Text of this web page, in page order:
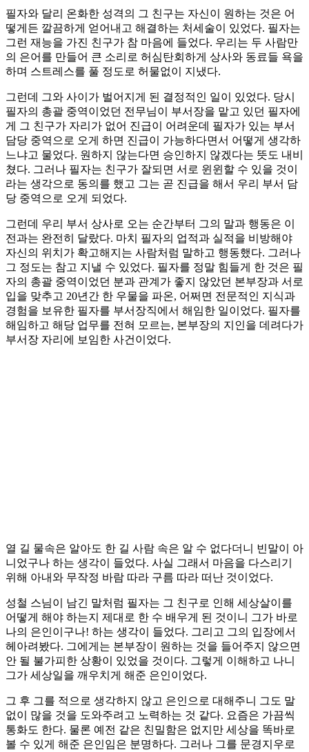
필자와 달리 온화한 성격의 그 친구는 자신이 원하는 것은 어
떻게든 깔끔하게 얻어내고 해결하는 처세술이 있었다. 필자는
그런 재능을 가진 친구가 참 마음에 들었다. 우리는 두 사람만
의 은어를 만들어 큰 소리로 허심탄회하게 상사와 동료들 욕을
하며 스트레스를 풀 정도로 허물없이 지냈다.
그런데 그와 사이가 벌어지게 된 결정적인 일이 있었다. 당시
필자의 총괄 중역이었던 전무님이 부서장을 맡고 있던 필자에
게 그 친구가 자리가 없어 진급이 어려운데 필자가 있는 부서
담당 중역으로 오게 하면 진급이 가능하다면서 어떻게 생각하
느냐고 물었다. 원하지 않는다면 승인하지 않겠다는 뜻도 내비
쳤다. 그러나 필자는 친구가 잘되면 서로 윈윈할 수 있을 것이
라는 생각으로 동의를 했고 그는 곧 진급을 해서 우리 부서 담
당 중역으로 오게 되었다.
그런데 우리 부서 상사로 오는 순간부터 그의 말과 행동은 이
전과는 완전히 달랐다. 마치 필자의 업적과 실적을 비방해야
자신의 위치가 확고해지는 사람처럼 말하고 행동했다. 그러나
그 정도는 참고 지낼 수 있었다. 필자를 정말 힘들게 한 것은 필
자의 총괄 중역이었던 분과 관계가 좋지 않았던 본부장과 서로
입을 맞추고 20년간 한 우물을 파온, 어쩌면 전문적인 지식과
경험을 보유한 필자를 부서장직에서 해임한 일이었다. 필자를
해임하고 해당 업무를 전혀 모르는, 본부장의 지인을 데려다가
부서장 자리에 보임한 사건이었다.
열 길 물속은 알아도 한 길 사람 속은 알 수 없다더니 빈말이 아
니었구나 하는 생각이 들었다. 사실 그래서 마음을 다스리기
위해 아내와 무작정 바람 따라 구름 따라 떠난 것이었다.
성철 스님이 남긴 말처럼 필자는 그 친구로 인해 세상살이를
어떻게 해야 하는지 제대로 한 수 배우게 된 것이니 그가 바로
나의 은인이구나! 하는 생각이 들었다. 그리고 그의 입장에서
헤아려봤다. 그에게는 본부장이 원하는 것을 들어주지 않으면
안 될 불가피한 상황이 있었을 것이다. 그렇게 이해하고 나니
그가 세상일을 깨우치게 해준 은인이었다.
그 후 그를 적으로 생각하지 않고 은인으로 대해주니 그도 말
없이 많을 것을 도와주려고 노력하는 것 같다. 요즘은 가끔씩
통화도 한다. 물론 예전 같은 친밀함은 없지만 세상을 똑바로
볼 수 있게 해준 은인임은 분명하다. 그러나 그를 문경지우로